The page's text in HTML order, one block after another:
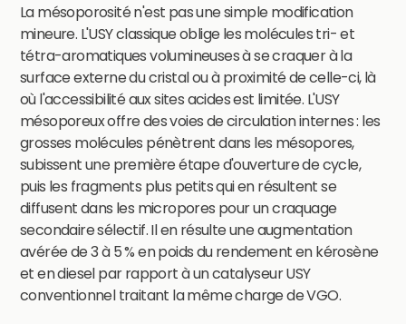
La mésoporosité n'est pas une simple modification
mineure. L'USY classique oblige les molécules tri- et
tétra-aromatiques volumineuses à se craquer à la
surface externe du cristal ou à proximité de celle-ci, là
où l'accessibilité aux sites acides est limitée. L'USY
mésoporeux offre des voies de circulation internes : les
grosses molécules pénètrent dans les mésopores,
subissent une première étape d'ouverture de cycle,
puis les fragments plus petits qui en résultent se
diffusent dans les micropores pour un craquage
secondaire sélectif. Il en résulte une augmentation
avérée de 3 à 5 % en poids du rendement en kérosène
et en diesel par rapport à un catalyseur USY
conventionnel traitant la même charge de VGO.